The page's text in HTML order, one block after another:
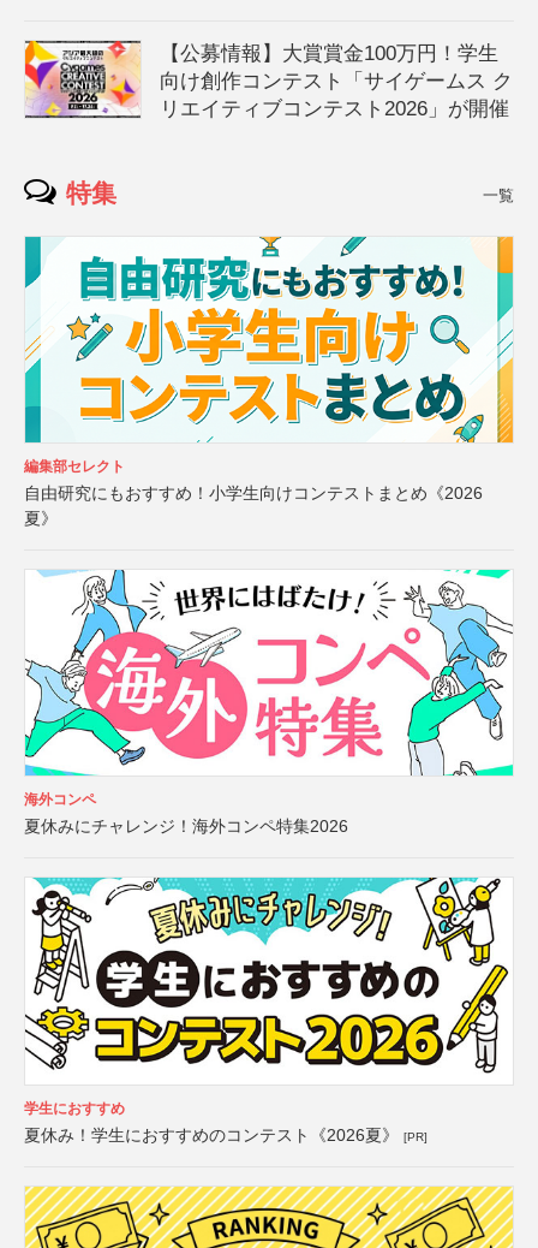
【公募情報】大賞賞金100万円！学生
向け創作コンテスト「サイゲームス ク
リエイティブコンテスト2026」が開催
特集 一覧
編集部セレクト
自由研究にもおすすめ！小学生向けコンテストまとめ《2026
夏》
海外コンペ
夏休みにチャレンジ！海外コンペ特集2026
学生におすすめ
夏休み！学生におすすめのコンテスト《2026夏》 [PR]